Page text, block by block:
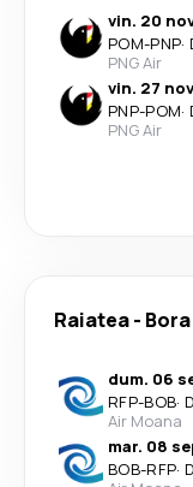
vin. 20
POM-PNP·
PNG Air
vin. 27
PNP-POM·
PNG Air
Raiatea-
dum. 06
RFP-BOB·
Air Moana
mar. 08
BOB-RFP·